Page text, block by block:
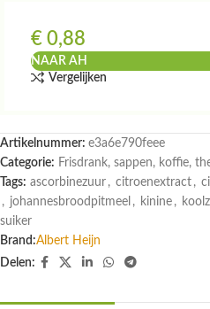
€ 0,88
NAAR AH
Vergelijken
Artikelnummer: e3a6e790feee
Categorie: Frisdrank, sappen, koffie,
Tags: ascorbinezuur , citroenextract ,
, johannesbroodpitmeel , kinine ,
suiker
Brand:Albert Heijn
Delen: